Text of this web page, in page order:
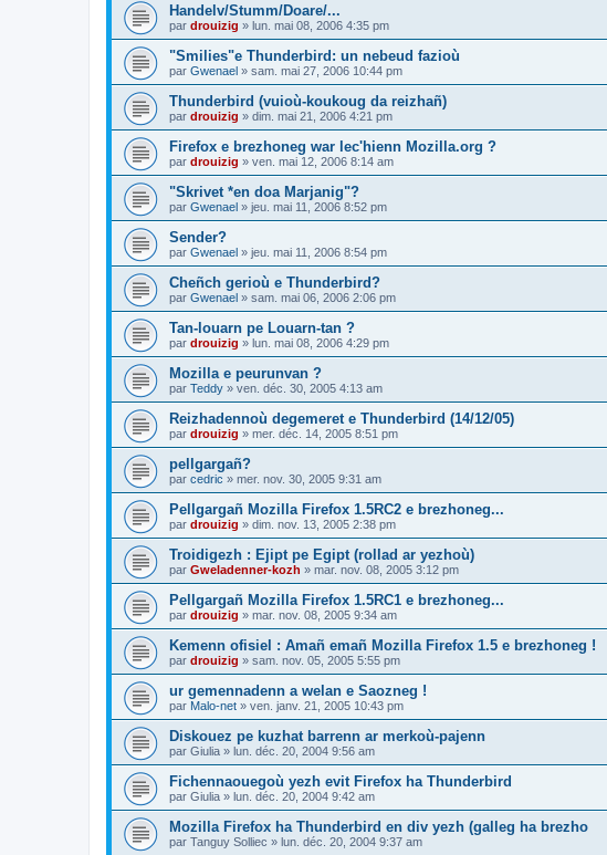
Handelv/Stumm/Doare/...
par drouizig » lun. mai 08, 2006 4:35 pm
"Smilies"e Thunderbird: un nebeud fazioù
par Gwenael » sam. mai 27, 2006 10:44 pm
Thunderbird (vuioù-koukoug da reizhañ)
par drouizig » dim. mai 21, 2006 4:21 pm
Firefox e brezhoneg war lec'hienn Mozilla.org ?
par drouizig » ven. mai 12, 2006 8:14 am
"Skrivet *en doa Marjanig"?
par Gwenael » jeu. mai 11, 2006 8:52 pm
Sender?
par Gwenael » jeu. mai 11, 2006 8:54 pm
Cheñch gerioù e Thunderbird?
par Gwenael » sam. mai 06, 2006 2:06 pm
Tan-louarn pe Louarn-tan ?
par drouizig » lun. mai 08, 2006 4:29 pm
Mozilla e peurunvan ?
par Teddy » ven. déc. 30, 2005 4:13 am
Reizhadennoù degemeret e Thunderbird (14/12/05)
par drouizig » mer. déc. 14, 2005 8:51 pm
pellgargañ?
par cedric » mer. nov. 30, 2005 9:31 am
Pellgargañ Mozilla Firefox 1.5RC2 e brezhoneg...
par drouizig » dim. nov. 13, 2005 2:38 pm
Troidigezh : Ejipt pe Egipt (rollad ar yezhoù)
par Gweladenner-kozh » mar. nov. 08, 2005 3:12 pm
Pellgargañ Mozilla Firefox 1.5RC1 e brezhoneg...
par drouizig » mar. nov. 08, 2005 9:34 am
Kemenn ofisiel : Amañ emañ Mozilla Firefox 1.5 e brezhoneg !
par drouizig » sam. nov. 05, 2005 5:55 pm
ur gemennadenn a welan e Saozneg !
par Malo-net » ven. janv. 21, 2005 10:43 pm
Diskouez pe kuzhat barrenn ar merkoù-pajenn
par Giulia » lun. déc. 20, 2004 9:56 am
Fichennaouegoù yezh evit Firefox ha Thunderbird
par Giulia » lun. déc. 20, 2004 9:42 am
Mozilla Firefox ha Thunderbird en div yezh (galleg ha brezho
par Tanguy Solliec » lun. déc. 20, 2004 9:37 am